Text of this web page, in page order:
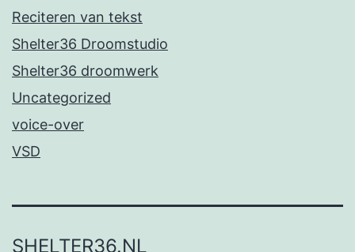
Reciteren van tekst
Shelter36 Droomstudio
Shelter36 droomwerk
Uncategorized
voice-over
VSD
SHELTER36.NL